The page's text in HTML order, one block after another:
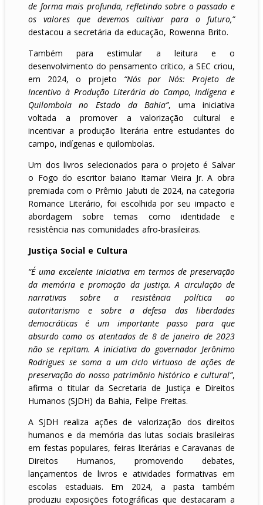
de forma mais profunda, refletindo sobre o passado e
os valores que devemos cultivar para o futuro,”
destacou a secretária da educação, Rowenna Brito.
Também para estimular a leitura e o
desenvolvimento do pensamento crítico, a SEC criou,
em 2024, o projeto “Nós por Nós: Projeto de
Incentivo à Produção Literária do Campo, Indígena e
Quilombola no Estado da Bahia”, uma iniciativa
voltada a promover a valorização cultural e
incentivar a produção literária entre estudantes do
campo, indígenas e quilombolas.
Um dos livros selecionados para o projeto é Salvar
o Fogo do escritor baiano Itamar Vieira Jr. A obra
premiada com o Prêmio Jabuti de 2024, na categoria
Romance Literário, foi escolhida por seu impacto e
abordagem sobre temas como identidade e
resistência nas comunidades afro-brasileiras.
Justiça Social e Cultura
“É uma excelente iniciativa em termos de preservação
da memória e promoção da justiça. A circulação de
narrativas sobre a resistência política ao
autoritarismo e sobre a defesa das liberdades
democráticas é um importante passo para que
absurdo como os atentados de 8 de janeiro de 2023
não se repitam. A iniciativa do governador Jerônimo
Rodrigues se soma a um ciclo virtuoso de ações de
preservação do nosso patrimônio histórico e cultural”,
afirma o titular da Secretaria de Justiça e Direitos
Humanos (SJDH) da Bahia, Felipe Freitas.
A SJDH realiza ações de valorização dos direitos
humanos e da memória das lutas sociais brasileiras
em festas populares, feiras literárias e Caravanas de
Direitos Humanos, promovendo debates,
lançamentos de livros e atividades formativas em
escolas estaduais. Em 2024, a pasta também
produziu exposições fotográficas que destacaram a